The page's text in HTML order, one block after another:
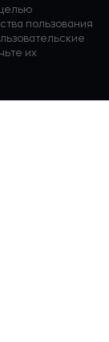
пользования
их